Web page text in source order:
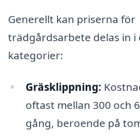
Generellt kan priserna för
trädgårdsarbete delas in i
kategorier:
Gräsklippning:
oftast mellan 300 och
gång, beroende på